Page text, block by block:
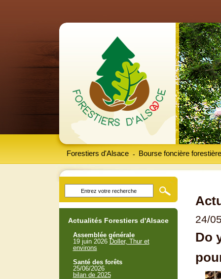
Forestiers d'Alsace Bourse foncière forestière
-
24/
Do
Actualités Forestiers d'Alsace
Assemblée générale
19 juin 2026 Doller, Thur et
environs
Santé des forêts
25/06/2026
bilan de 2025